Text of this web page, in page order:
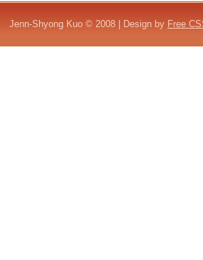
Jenn-Shyong Kuo © 2008 | Design by Free